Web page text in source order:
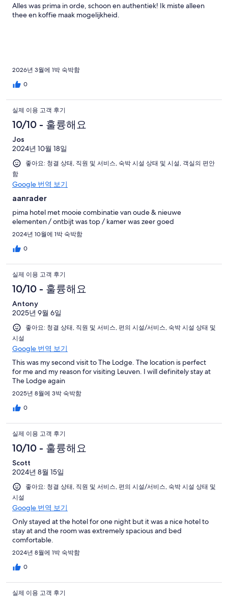
Alles was prima in orde, schoon en authentiek! Ik miste alleen
thee en koffie maak mogelijkheid.
2026년 3월에 1박 숙박함
0
실제 이용 고객 후기
10/10 - 훌륭해요
Jos
2024년 10월 18일
좋아요: 청결 상태, 직원 및 서비스, 숙박 시설 상태 및 시설, 객실의 편안
함
Google 번역 보기
aanrader
pima hotel met mooie combinatie van oude & nieuwe
elementen / ontbijt was top / kamer was zeer goed
2024년 10월에 1박 숙박함
0
실제 이용 고객 후기
10/10 - 훌륭해요
Antony
2025년 9월 6일
좋아요: 청결 상태, 직원 및 서비스, 편의 시설/서비스, 숙박 시설 상태 및
시설
Google 번역 보기
This was my second visit to The Lodge. The location is perfect
for me and my reason for visiting Leuven. I will definitely stay at
The Lodge again
2025년 8월에 3박 숙박함
0
실제 이용 고객 후기
10/10 - 훌륭해요
Scott
2024년 8월 15일
좋아요: 청결 상태, 직원 및 서비스, 편의 시설/서비스, 숙박 시설 상태 및
시설
Google 번역 보기
Only stayed at the hotel for one night but it was a nice hotel to
stay at and the room was extremely spacious and bed
comfortable.
2024년 8월에 1박 숙박함
0
실제 이용 고객 후기